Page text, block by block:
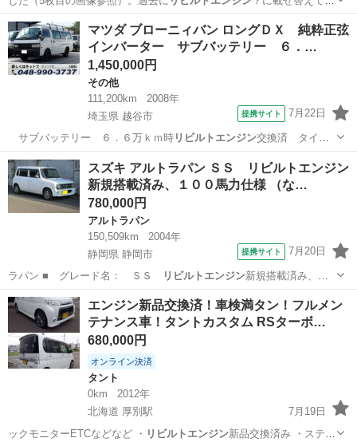
るように思われま…
兵庫 西脇市 N-BOX
マツダ ブローニィバン ロングＤＸ 純粋正弦
インバーター サブバッテリー ６．…
1,450,000円
その他
111,200km
2008年
埼玉県 越谷市
提携サイト 7月22日
サブバッテリー ６．６万ｋｍ時リビルトエンジン交換済 タイベ
ル済 前後同タイヤ…
埼玉 越谷市 その他
スズキ アルトラパン ＳＳ リビルトエンジン
新規搭載済み、１００馬力仕様 （な…
780,000円
アルトラパン
150,509km
2004年
静岡県 静岡市
提携サイト 7月20日
ラパン ■ グレード名： ＳＳ リビルトエンジン新規搭載済み、１
００馬力仕様 ■…
静岡 静岡市 アルトラパン
エンジン新品交換済！車検満タン！フルメン
テナンス車！タントカスタム RSターボ…
680,000円
オンライン決済
タント
0km
2012年
北海道 厚別駅
7月19日
ックモニターETCなどなど ・ リビルトエンジン新品交換済み ・ステア